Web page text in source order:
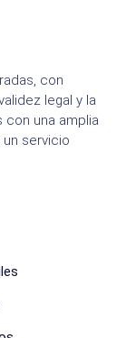
con
legal y la
una amplia
servicio